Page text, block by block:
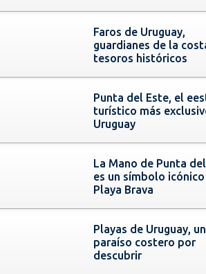
Faros de Uruguay,
guardianes de la
tesoros históricos
Punta del Este, el
turístico más
Uruguay
La Mano de Punta
es un símbolo
Playa Brava
Playas de Uruguay, un
paraíso costero por
descubrir